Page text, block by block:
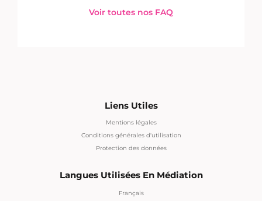
Voir toutes nos FAQ
Liens Utiles
Mentions légales
Conditions générales d'utilisation
Protection des données
Langues Utilisées En Médiation
Français